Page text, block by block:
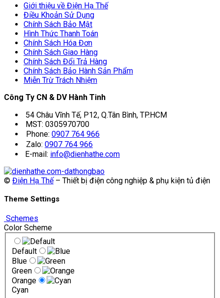
Giới thiệu về Điện Hạ Thế
Điều Khoản Sử Dụng
Chính Sách Bảo Mật
Hình Thức Thanh Toán
Chính Sách Hóa Đơn
Chính Sách Giao Hàng
Chính Sách Đổi Trả Hàng
Chính Sách Bảo Hành Sản Phẩm
Miễn Trừ Trách Nhiệm
Công Ty CN & DV Hành Tinh
54 Châu Vĩnh Tế, P12, Q.Tân Bình, TP.HCM
MST: 0305970700
Phone: 0907 764 966
Zalo: 0907 764 966
E-mail: info@dienhathe.com
© Điện Hạ Thế– Thiết bị điện công nghiệp & phụ kiện tủ điện
Theme Settings
Schemes
Color Scheme
Default
Blue
Green
Orange
Cyan